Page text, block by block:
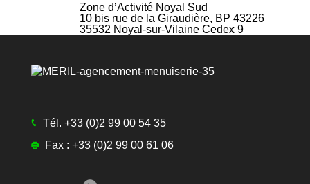
Zone d’Activité Noyal Sud
10 bis rue de la Giraudière, BP 43226
35532 Noyal-sur-Vilaine Cedex 9
Tél. +33 (0)2 99 00 54 35
Fax : +33 (0)2 99 00 61 06